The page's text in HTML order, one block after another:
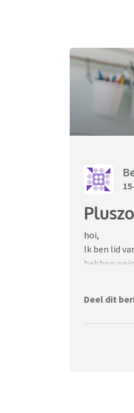
hoi,
Ik ben lid
hebben
die niet ok
probeert
moe, ik
laten jullie
Deel dit